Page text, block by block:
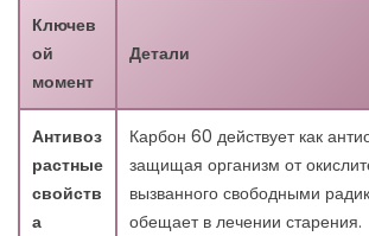
14. Часто задаваемые вопросы
14.1. Что такое углерод 60?
14.2. Как производится углерод 60?
старения?
производительность?
14.5. Полезен ли углерод 60 для
Ключев
ой
момент
Детали
Антивоз
растные
свойств
а
Карбон 60 действует как
защищая организм от
вызванного свободными
обещает в лечении старения.